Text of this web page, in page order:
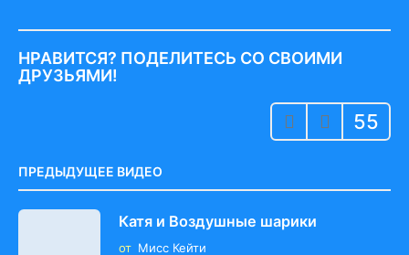
t
P
a
a
t
i
НРАВИТСЯ? ПОДЕЛИТЕСЬ СО СВОИМИ
ДРУЗЬЯМИ!
55
ПРЕДЫДУЩЕЕ ВИДЕО
Катя и Воздушные шарики
от Мисс Кейти